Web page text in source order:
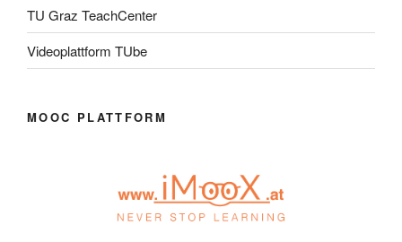
TU Graz TeachCenter
Videoplattform TUbe
MOOC PLATTFORM